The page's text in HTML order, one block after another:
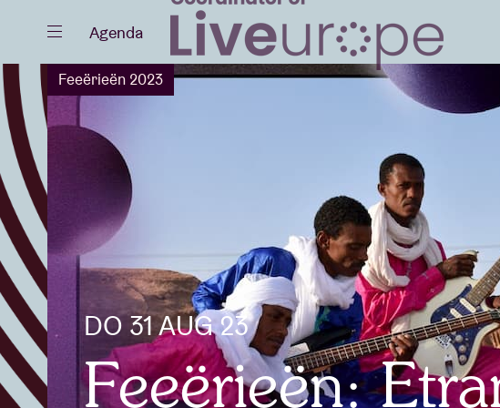
Sluiten
Agenda
Projecten
Nieuws
Agenda
Feeërieën 2023
DO 31 AUG 23
Feeërieën: